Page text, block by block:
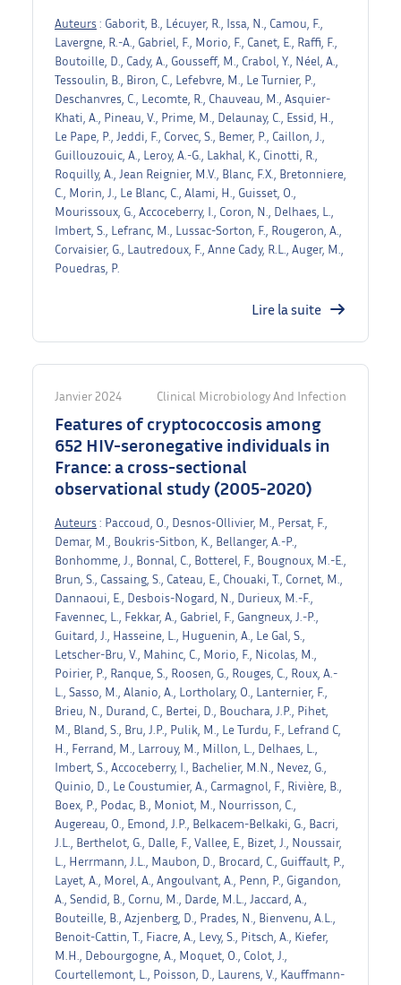
Auteurs : Gaborit, B., Lécuyer, R., Issa, N., Camou, F.,
Lavergne, R.-A., Gabriel, F., Morio, F., Canet, E., Raffi, F.,
Boutoille, D., Cady, A., Gousseff, M., Crabol, Y., Néel, A.,
Tessoulin, B., Biron, C., Lefebvre, M., Le Turnier, P.,
Deschanvres, C., Lecomte, R., Chauveau, M., Asquier-
Khati, A., Pineau, V., Prime, M., Delaunay, C., Essid, H.,
Le Pape, P., Jeddi, F., Corvec, S., Bemer, P., Caillon, J.,
Guillouzouic, A., Leroy, A.-G., Lakhal, K., Cinotti, R.,
Roquilly, A., Jean Reignier, M.V., Blanc, F.X., Bretonniere,
C., Morin, J., Le Blanc, C., Alami, H., Guisset, O.,
Mourissoux, G., Accoceberry, I., Coron, N., Delhaes, L.,
Imbert, S., Lefranc, M., Lussac-Sorton, F., Rougeron, A.,
Corvaisier, G., Lautredoux, F., Anne Cady, R.L., Auger, M.,
Pouedras, P.
Lire la suite
Janvier 2024 Clinical Microbiology And Infection
Features of cryptococcosis among
652 HIV-seronegative individuals in
France: a cross-sectional
observational study (2005-2020)
Auteurs : Paccoud, O., Desnos-Ollivier, M., Persat, F.,
Demar, M., Boukris-Sitbon, K., Bellanger, A.-P.,
Bonhomme, J., Bonnal, C., Botterel, F., Bougnoux, M.-E.,
Brun, S., Cassaing, S., Cateau, E., Chouaki, T., Cornet, M.,
Dannaoui, E., Desbois-Nogard, N., Durieux, M.-F.,
Favennec, L., Fekkar, A., Gabriel, F., Gangneux, J.-P.,
Guitard, J., Hasseine, L., Huguenin, A., Le Gal, S.,
Letscher-Bru, V., Mahinc, C., Morio, F., Nicolas, M.,
Poirier, P., Ranque, S., Roosen, G., Rouges, C., Roux, A.-
L., Sasso, M., Alanio, A., Lortholary, O., Lanternier, F.,
Brieu, N., Durand, C., Bertei, D., Bouchara, J.P., Pihet,
M., Bland, S., Bru, J.P., Pulik, M., Le Turdu, F., Lefrand C,
H., Ferrand, M., Larrouy, M., Millon, L., Delhaes, L.,
Imbert, S., Accoceberry, I., Bachelier, M.N., Nevez, G.,
Quinio, D., Le Coustumier, A., Carmagnol, F., Rivière, B.,
Boex, P., Podac, B., Moniot, M., Nourrisson, C.,
Augereau, O., Emond, J.P., Belkacem-Belkaki, G., Bacri,
J.L., Berthelot, G., Dalle, F., Vallee, E., Bizet, J., Noussair,
L., Herrmann, J.L., Maubon, D., Brocard, C., Guiffault, P.,
Layet, A., Morel, A., Angoulvant, A., Penn, P., Gigandon,
A., Sendid, B., Cornu, M., Darde, M.L., Jaccard, A.,
Bouteille, B., Azjenberg, D., Prades, N., Bienvenu, A.L.,
Benoit-Cattin, T., Fiacre, A., Levy, S., Pitsch, A., Kiefer,
M.H., Debourgogne, A., Moquet, O., Colot, J.,
Courtellemont, L., Poisson, D., Laurens, V., Kauffmann-